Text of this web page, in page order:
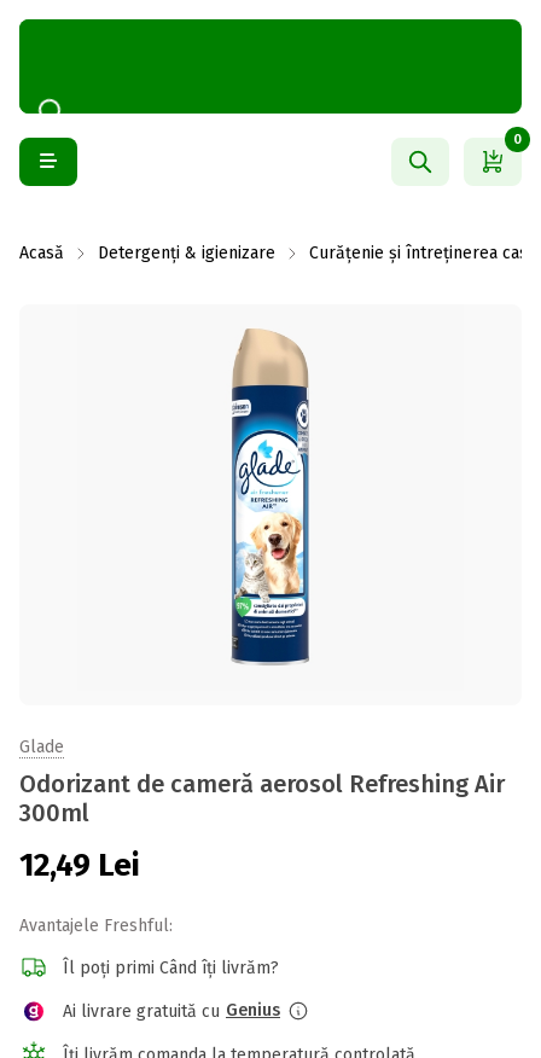
0
Acasă Detergenți & igienizare Curățenie și întreținerea casei
Glade
Odorizant de cameră aerosol Refreshing Air
300ml
12,49 Lei
Avantajele Freshful:
Îl poți primi Când îți livrăm?
Ai livrare gratuită cu Genius